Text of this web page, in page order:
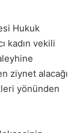
Hukuk
kadın vekili
ziynet alacağı
yönünden